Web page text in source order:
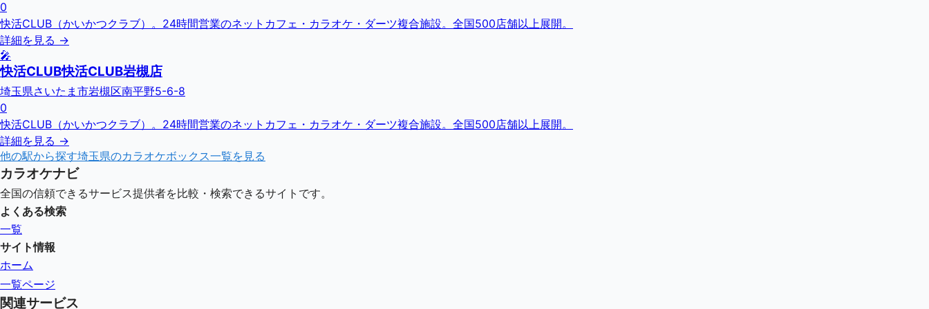
0
快活CLUB（かいかつクラブ）。24時間営業のネットカフェ・カラオケ・ダーツ複合施設。全国500店舗以上展開。
詳細を見る →
🎤
快活CLUB快活CLUB岩槻店
埼玉県さいたま市岩槻区南平野5-6-8
0
快活CLUB（かいかつクラブ）。24時間営業のネットカフェ・カラオケ・ダーツ複合施設。全国500店舗以上展開。
詳細を見る →
他の駅から探す埼玉県のカラオケボックス一覧を見る
カラオケナビ
全国の信頼できるサービス提供者を比較・検索できるサイトです。
よくある検索
一覧
サイト情報
ホーム
一覧ページ
関連サービス